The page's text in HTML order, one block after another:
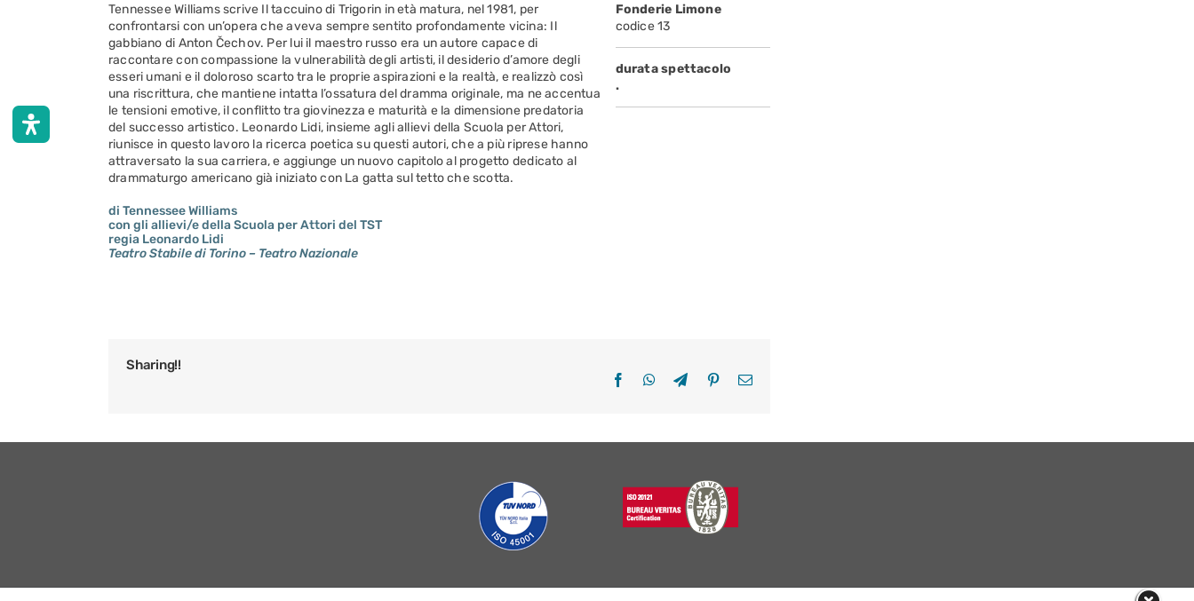
Tennessee Williams scrive Il taccuino di Trigorin in età matura, nel 1981, per
confrontarsi con un’opera che aveva sempre sentito profondamente vicina: Il
gabbiano di Anton Čechov. Per lui il maestro russo era un autore capace di
raccontare con compassione la vulnerabilità degli artisti, il desiderio d’amore degli
esseri umani e il doloroso scarto tra le proprie aspirazioni e la realtà, e realizzò così
una riscrittura, che mantiene intatta l’ossatura del dramma originale, ma ne accentua
le tensioni emotive, il conflitto tra giovinezza e maturità e la dimensione predatoria
del successo artistico. Leonardo Lidi, insieme agli allievi della Scuola per Attori,
riunisce in questo lavoro la ricerca poetica su questi autori, che a più riprese hanno
attraversato la sua carriera, e aggiunge un nuovo capitolo al progetto dedicato al
drammaturgo americano già iniziato con La gatta sul tetto che scotta.
di Tennessee Williams
con gli allievi/e della Scuola per Attori del TST
regia Leonardo Lidi
Teatro Stabile di Torino – Teatro Nazionale
Fonderie Limone
codice 13
durata spettacolo
.
Sharing!!
FacebookWhatsApp
TelegramPinterestEmail